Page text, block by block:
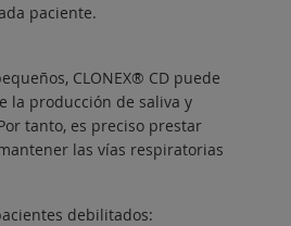
paciente.
CLONEX® CD puede
la producción de saliva y
tanto, es preciso prestar
las vías respiratorias
debilitados: